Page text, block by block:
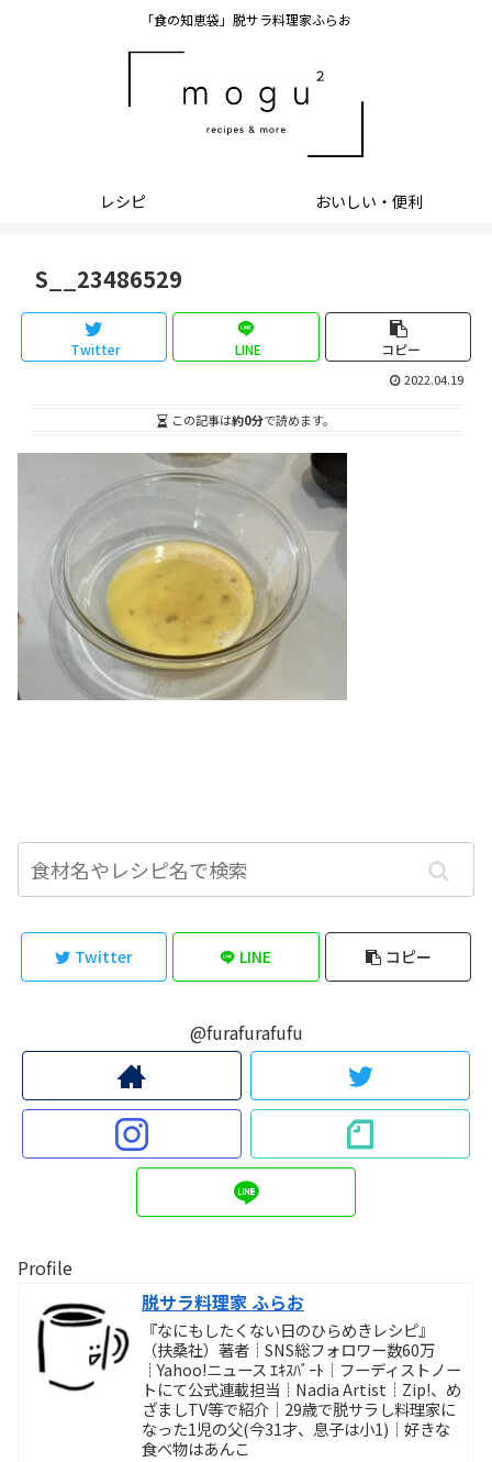
「食の知恵袋」脱サラ料理家ふらお
レシピ おいしい・便利
S__23486529
Twitter LINE コピー
2022.04.19
この記事は約0分で読めます。
Twitter LINE コピー
@furafurafufu
Profile
脱サラ料理家 ふらお
『なにもしたくない日のひらめきレシピ』
（扶桑社）著者┊SNS総フォロワー数60万
┊Yahoo!ニュース ｴｷｽﾊﾟｰﾄ┊フーディストノー
トにて公式連載担当┊Nadia Artist┊Zip!、め
ざましTV等で紹介┊29歳で脱サラし料理家に
なった1児の父(今31才、息子は小1)┊好きな
食べ物はあんこ